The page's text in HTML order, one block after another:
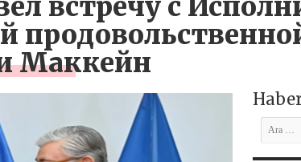
встречу с
Маккейн